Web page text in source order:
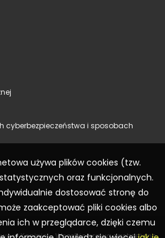
cyberbezpieczeństwa i sposobach
w Koninie – Wszelkie prawa zastrzeżone
używa plików cookies (tzw.
oraz funkcjonalnych.
dostosować stronę do
zaakceptować pliki cookies albo
ich w przeglądarce, dzięki czemu